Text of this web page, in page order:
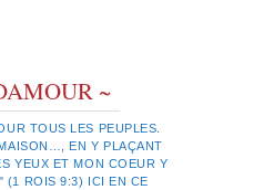
~
TOUS LES PEUPLES.
EN Y PLAÇANT
YEUX ET MON COEUR Y
(1 ROIS 9:3) ICI EN CE